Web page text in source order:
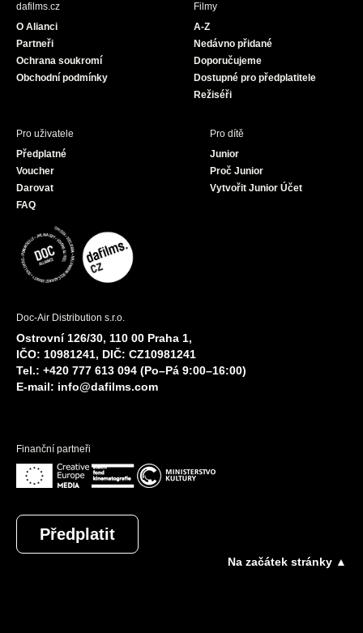
dafilms.cz
O Alianci
Partneři
Ochrana soukromí
Obchodní podmínky
Filmy
A-Z
Nedávno přidané
Doporučujeme
Dostupné pro předplatitele
Režiséři
Pro uživatele
Předplatné
Voucher
Darovat
FAQ
Pro dítě
Junior
Proč Junior
Vytvořit Junior Účet
Doc-Air Distribution s.r.o.
Ostrovní 126/30, 110 00 Praha 1,
IČO: 10981241, DIČ: CZ10981241
Tel.: +420 777 613 094 (Po–Pá 9:00–16:00)
E-mail: info@dafilms.com
Finanční partneři
Předplatit
Na začátek stránky ▲